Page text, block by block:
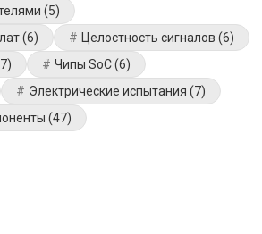
(5)
(6) Целостность сигналов (6)
Чипы SoC(6)
Электрические испытания (7)
(47)